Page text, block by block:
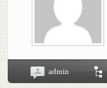
admin